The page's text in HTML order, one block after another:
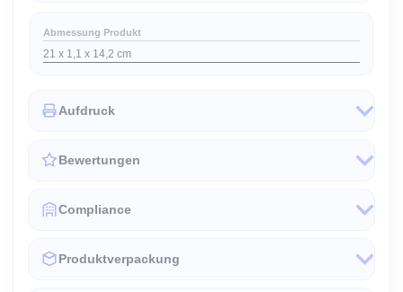
Abmessung Produkt
21 x 1,1 x 14,2 cm
Aufdruck
Bewertungen
Compliance
Produktverpackung